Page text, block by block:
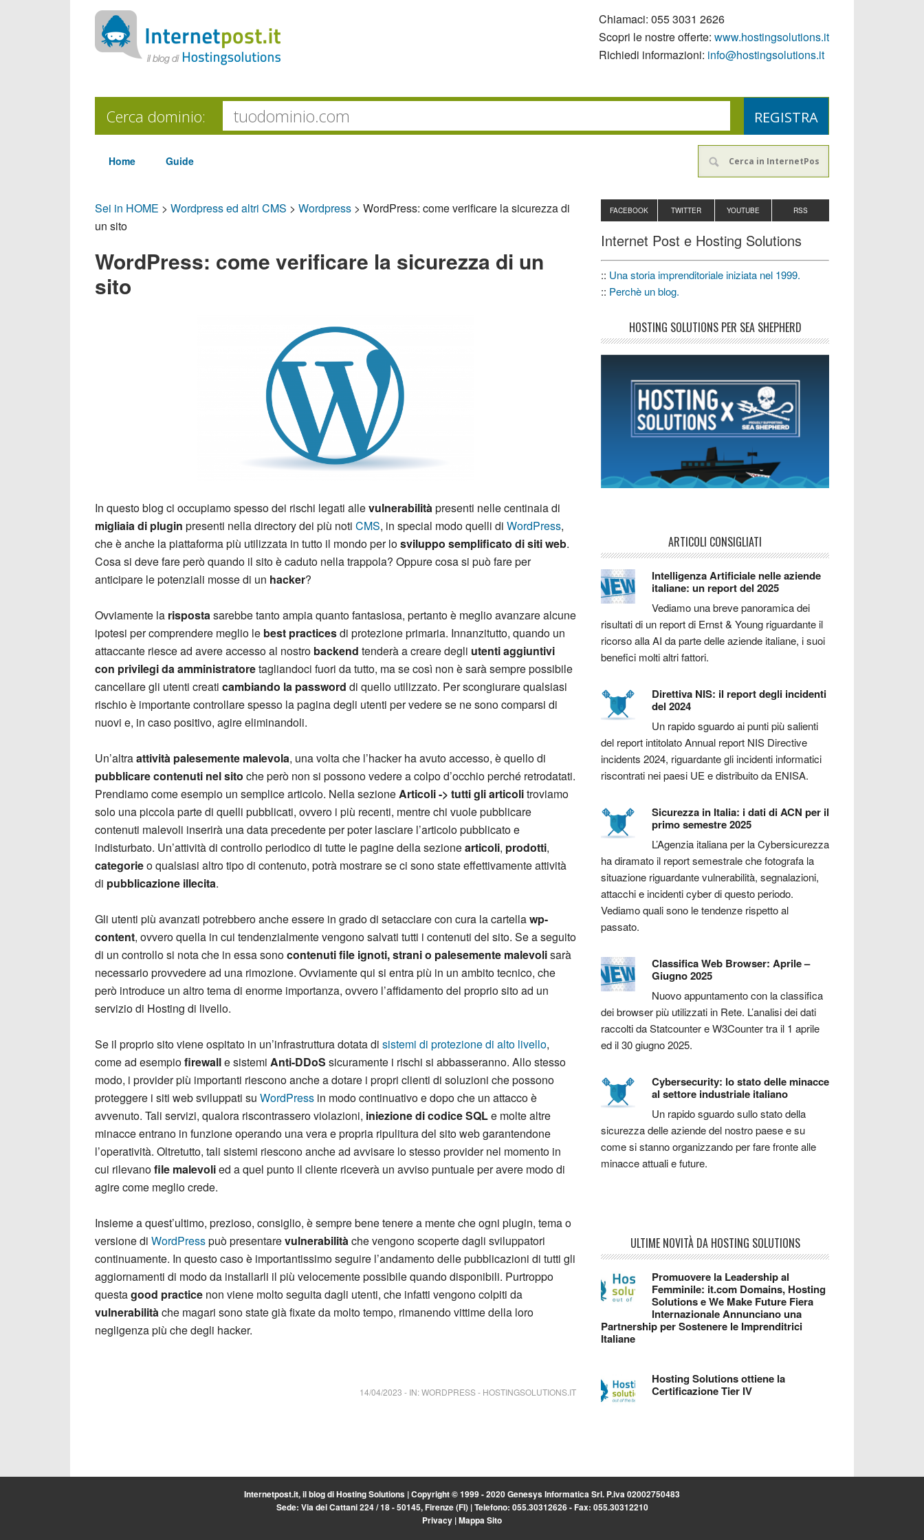
Chiamaci: 055 3031 2626
Scopri le nostre offerte: www.hostingsolutions.it
Richiedi informazioni: info@hostingsolutions.it
Cerca dominio:
Home Guide
Sei in HOME > Wordpress ed altri CMS > Wordpress > WordPress: come verificare la sicurezza di
un sito
WordPress: come verificare la sicurezza di un
sito
In questo blog ci occupiamo spesso dei rischi legati allevulnerabilitàpresenti nelle centinaia di
migliaia di plugin presenti nella directory dei più noti CMS, in special modo quelli di WordPress,
che è anche la piattaforma più utilizzata in tutto il mondo per losviluppo semplificato di siti web.
Cosa si deve fare però quando il sito è caduto nella trappola? Oppure cosa si può fare per
anticipare le potenziali mosse di un hacker?
Ovviamente la rispostasarebbe tanto ampia quanto fantasiosa, pertanto è meglio avanzare alcune
ipotesi per comprendere meglio le best practicesdi protezione primaria. Innanzitutto, quando un
attaccante riesce ad avere accesso al nostro backend tenderà a creare degli utenti aggiuntivi
con privilegi da amministratoretagliandoci fuori da tutto, ma se così non è sarà sempre possibile
cancellare gli utenti creati cambiando la password di quello utilizzato. Per scongiurare qualsiasi
rischio è importante controllare spesso la pagina degli utenti per vedere se ne sono comparsi di
nuovi e, in caso positivo, agire eliminandoli.
Un’altraattività palesemente malevola, una volta che l’hacker ha avuto accesso, è quello di
pubblicare contenuti nel sito che però non si possono vedere a colpo d’occhio perché retrodatati.
Prendiamo come esempio un semplice articolo. Nella sezioneArticoli -> tutti gli articolitroviamo
solo una piccola parte di quelli pubblicati, ovvero i più recenti, mentre chi vuole pubblicare
contenuti malevoli inserirà una data precedente per poter lasciare l’articolo pubblicato e
indisturbato. Un’attività di controllo periodico di tutte le pagine della sezionearticoli, prodotti,
categorieo qualsiasi altro tipo di contenuto, potrà mostrare se ci sono state effettivamente attività
di pubblicazione illecita.
Gli utenti più avanzati potrebbero anche essere in grado di setacciare con cura la cartellawp-
content, ovvero quella in cui tendenzialmente vengono salvati tutti i contenuti del sito. Se a seguito
di un controllo si nota che in essa sonocontenuti file ignoti, strani o palesemente malevolisarà
necessario provvedere ad una rimozione. Ovviamente qui si entra più in un ambito tecnico, che
però introduce un altro tema di enorme importanza, ovvero l’affidamento del proprio sito ad un
servizio di Hosting di livello.
Se il proprio sito viene ospitato in un’infrastruttura dotata di sistemi di protezione di alto livello,
come ad esempiofirewalle sistemi Anti-DDoS sicuramente i rischi si abbasseranno. Allo stesso
modo, i provider più importanti riescono anche a dotare i propri clienti di soluzioni che possono
proteggere i siti web sviluppati su WordPress in modo continuativo e dopo che un attacco è
avvenuto. Tali servizi, qualora riscontrassero violazioni, iniezione di codice SQLe molte altre
minacce entrano in funzione operando una vera e propria ripulitura del sito web garantendone
l’operatività. Oltretutto, tali sistemi riescono anche ad avvisare lo stesso provider nel momento in
cui rilevanofile malevolied a quel punto il cliente riceverà un avviso puntuale per avere modo di
agire come meglio crede.
Insieme a quest’ultimo, prezioso, consiglio, è sempre bene tenere a mente che ogni plugin, tema o
versione di WordPresspuò presentarevulnerabilitàche vengono scoperte dagli sviluppatori
continuamente. In questo caso è importantissimo seguire l’andamento delle pubblicazioni di tutti gli
aggiornamenti di modo da installarli il più velocemente possibile quando disponibili. Purtroppo
questagood practice non viene molto seguita dagli utenti, che infatti vengono colpiti da
vulnerabilitàche magari sono state già fixate da molto tempo, rimanendo vittime della loro
negligenza più che degli hacker.
14/04/2023 - IN:WORDPRESS- HOSTINGSOLUTIONS.IT
FACEBOOK TWITTER YOUTUBE RSS
Internet Post e Hosting Solutions
:: Una storia imprenditoriale iniziata nel 1999.
:: Perchè un blog.
HOSTING SOLUTIONS PER SEA SHEPHERD
ARTICOLI CONSIGLIATI
Intelligenza Artificiale nelle aziende
italiane: un report del 2025
Vediamo una breve panoramica dei
risultati di un report di Ernst & Young riguardante il
ricorso alla AI da parte delle aziende italiane, i suoi
benefici molti altri fattori.
Direttiva NIS: il report degli incidenti
del 2024
Un rapido sguardo ai punti più salienti
del report intitolato Annual report NIS Directive
incidents 2024, riguardante gli incidenti informatici
riscontrati nei paesi UE e distribuito da ENISA.
Sicurezza in Italia: i dati di ACN per il
primo semestre 2025
L’Agenzia italiana per la Cybersicurezza
ha diramato il report semestrale che fotografa la
situazione riguardante vulnerabilità, segnalazioni,
attacchi e incidenti cyber di questo periodo.
Vediamo quali sono le tendenze rispetto al
passato.
Classifica Web Browser: Aprile –
Giugno 2025
Nuovo appuntamento con la classifica
dei browser più utilizzati in Rete. L’analisi dei dati
raccolti da Statcounter e W3Counter tra il 1 aprile
ed il 30 giugno 2025.
Cybersecurity: lo stato delle minacce
al settore industriale italiano
Un rapido sguardo sullo stato della
sicurezza delle aziende del nostro paese e su
come si stanno organizzando per fare fronte alle
minacce attuali e future.
ULTIME NOVITÀ DA HOSTING SOLUTIONS
Promuovere la Leadership al
Femminile: it.com Domains, Hosting
Solutions e We Make Future Fiera
Internazionale Annunciano una
Partnership per Sostenere le Imprenditrici
Italiane
Hosting Solutions ottiene la
Certificazione Tier IV
Internetpost.it, il blog diHosting Solutions | Copyright © 1999 - 2020 Genesys Informatica Srl. P.iva 02002750483
Sede: Via dei Cattani 224 / 18 - 50145, Firenze (FI) | Telefono: 055.30312626 - Fax: 055.30312210
Privacy |Mappa Sito